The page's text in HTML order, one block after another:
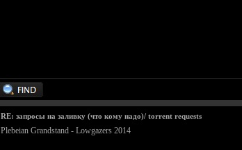
RE: запросы на заливку (что кому надо)/ torrent requests
Plebeian Grandstand - Lowgazers 2014